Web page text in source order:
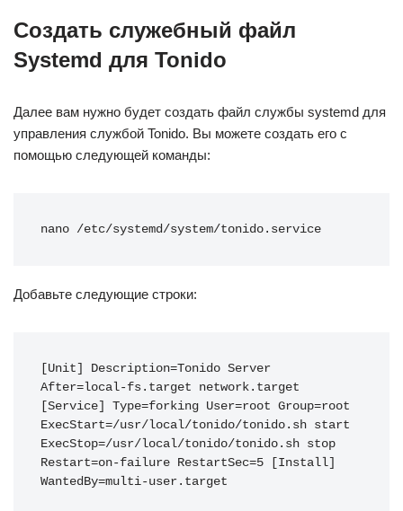
Создать служебный файл
Systemd для Tonido
Далее вам нужно будет создать файл службы systemd для
управления службой Tonido. Вы можете создать его с
помощью следующей команды:
nano /etc/systemd/system/tonido.service
Добавьте следующие строки:
[Unit] Description=Tonido Server
After=local-fs.target network.target
[Service] Type=forking User=root Group=root
ExecStart=/usr/local/tonido/tonido.sh start
ExecStop=/usr/local/tonido/tonido.sh stop
Restart=on-failure RestartSec=5 [Install]
WantedBy=multi-user.target